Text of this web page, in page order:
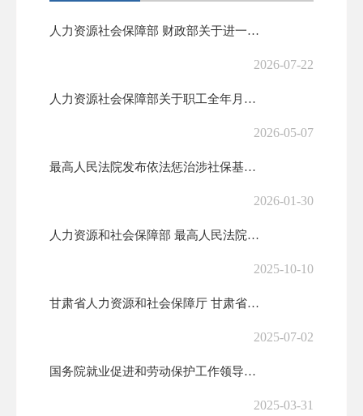
人力资源社会保障部 财政部关于进一步做好企业年金工作的意见
2026-07-22
人力资源社会保障部关于职工全年月平均工作时间和工资折算问题的通知
2026-05-07
最高人民法院发布依法惩治涉社保基金诈骗犯罪典型案例
2026-01-30
人力资源和社会保障部 最高人民法院关于联合发布第四批劳动人事争议典型...
2025-10-10
甘肃省人力资源和社会保障厅 甘肃省财政厅 国家税务总局甘肃省税务局关...
2025-07-02
国务院就业促进和劳动保护工作领导小组印发通知部署加力重点领域、重点行...
2025-03-31